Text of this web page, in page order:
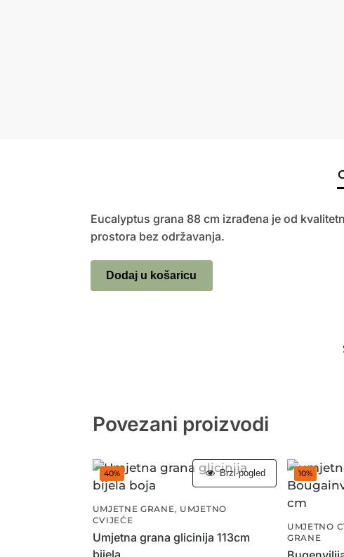
Eucalyptus grana 88 cm izrađena je od
prostora bez održavanja.
Dodaj u košaricu
Povezani proizvodi
40%
UMJETNE GRANE , UMJETNO
CVIJEĆE
Umjetna grana glicinija 113cm
bijela
Brzi pogled 10%
UMJETNO
GRANE